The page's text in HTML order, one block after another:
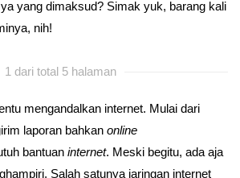
yang dimaksud? Simak yuk, barang kali
nih!
1 dari total 5 halaman
mengandalkan internet. Mulai dari
laporan bahkan online
bantuan internet. Meski begitu, ada aja
Salah satunya jaringan internet